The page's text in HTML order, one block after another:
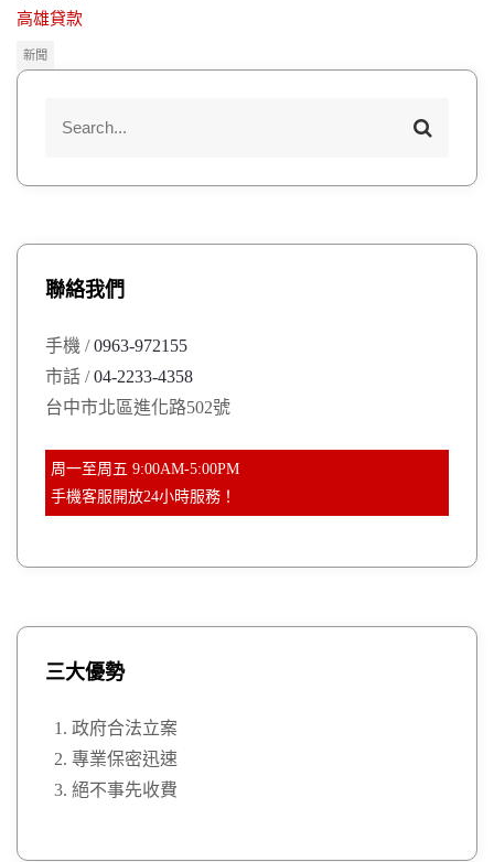
高雄貸款
新聞
f
S
r
聯絡我們
手機 /0963-972155
市話 /04-2233-4358
台中市北區進化路502號
周一至周五 9:00AM-5:00PM
手機客服開放24小時服務！
三大優勢
政府合法立案
專業保密迅速
絕不事先收費